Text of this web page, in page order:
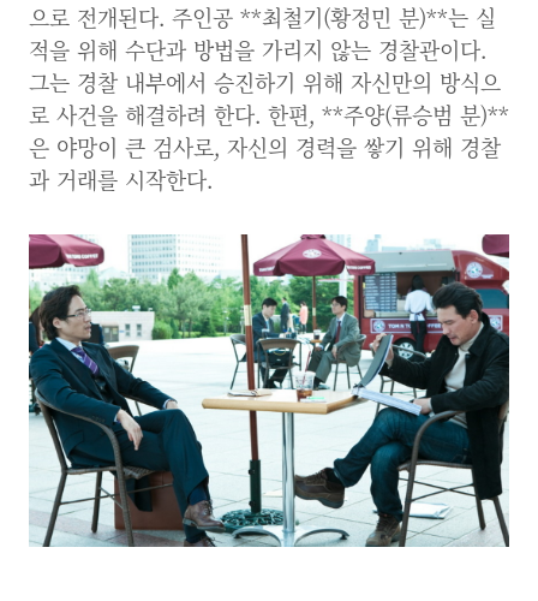
으로 전개된다. 주인공 **최철기(황정민 분)**는 실
적을 위해 수단과 방법을 가리지 않는 경찰관이다.
그는 경찰 내부에서 승진하기 위해 자신만의 방식으
로 사건을 해결하려 한다. 한편, **주양(류승범 분)**
은 야망이 큰 검사로, 자신의 경력을 쌓기 위해 경찰
과 거래를 시작한다.